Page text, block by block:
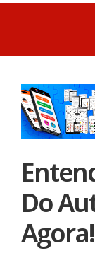
Do
Agora!